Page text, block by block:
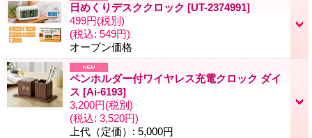
日めくりデスククロック [UT-2374991]
499円(税別)
(税込: 549円)
オープン価格
ペンホルダー付ワイヤレス充電クロック ダイ
ス [Ai-6193]
3,200円(税別)
(税込: 3,520円)
上代（定価） : 5,000円